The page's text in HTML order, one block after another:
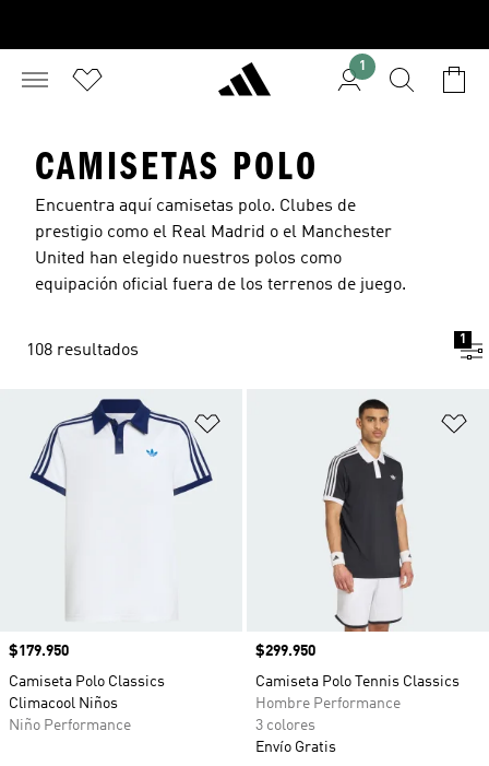
1
CAMISETAS POLO
Encuentra aquí camisetas polo. Clubes de
prestigio como el Real Madrid o el Manchester
United han elegido nuestros polos como
equipación oficial fuera de los terrenos de juego.
108 resultados
1
Añadir a la lista de deseos
Precio
$179.950
Camiseta Polo Classics
Climacool Niños
Niño Performance
Precio
$299.950
Camiseta Polo Tennis Classics
Hombre Performance
3 colores
Envío Gratis